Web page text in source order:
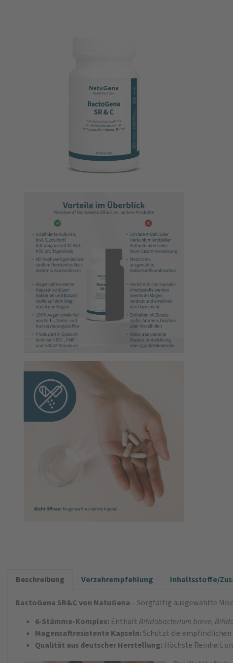
Beschreibung Verzehrempfehlung Inhaltsstoffe/
BactoGena SR&C von NatuGena – Sorgfältig ausgewählte
6-Stämme-Komplex: Enthält Bifidobacterium breve,
Magensaftresistente Kapseln: Schützt die
Qualität aus deutscher Herstellung: Höchste Reinheit